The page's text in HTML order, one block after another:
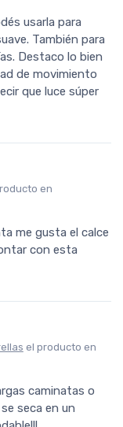
usarla para
También para
Destaco lo bien
de movimiento
que luce súper
en
me gusta el calce
con esta
el producto en
caminatas o
seca en un